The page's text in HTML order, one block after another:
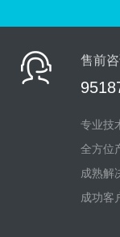
售前
专业技
全方位
成熟解
成功客